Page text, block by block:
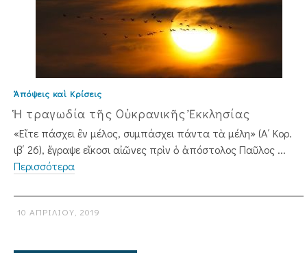
Ἀπόψεις καὶ Κρίσεις
Ἡ τραγωδία τῆς Οὐκρανικῆς Ἐκκλησίας
«Εἴτε πάσχει ἓν μέλος, συμπάσχει πάν­τα τὰ μέλη» (Α΄ Κορ.
ιβ΄ 26), ἔγραψε εἴκοσι αἰῶνες πρὶν ὁ ἀπόστολος Παῦλος ...
Περισσότερα
10 ΑΠΡΙΛΊΟΥ, 2019